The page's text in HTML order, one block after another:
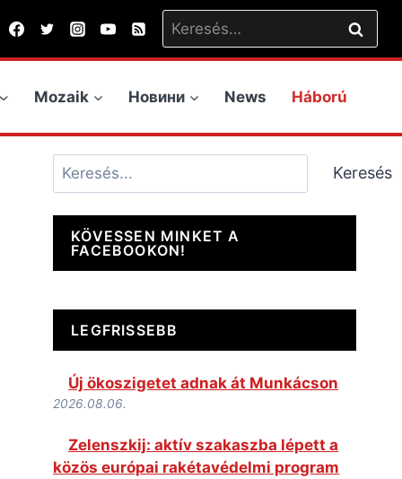
Keresés:
Mozaik Новини News Háború
Keresés Keresés
KÖVESSEN MINKET A
FACEBOOKON!
LEGFRISSEBB
Új ökoszigetet adnak át Munkácson
2026.08.06.
Zelenszkij: aktív szakaszba lépett a
közös európai rakétavédelmi program